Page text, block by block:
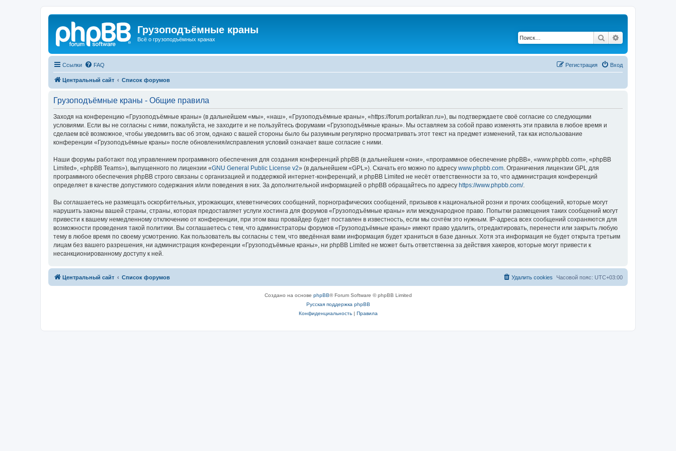
Грузоподъёмные краны
Всё о грузоподъёмных кранах Поиск
Ссылки FAQ Вход
Регистрация
Центральный сайт Список форумов
Грузоподъёмные краны - Общие правила
Заходя на конференцию «Грузоподъёмные краны» (в дальнейшем «мы», «наш», «Грузоподъёмные краны», «https://forum.portalkran.ru»), вы подтверждаете своё согласие со следующими
условиями. Если вы не согласны с ними, пожалуйста, не заходите и не пользуйтесь форумами «Грузоподъёмные краны». Мы оставляем за собой право изменять эти правила в любое время и
сделаем всё возможное, чтобы уведомить вас об этом, однако с вашей стороны было бы разумным регулярно просматривать этот текст на предмет изменений, так как использование
конференции «Грузоподъёмные краны» после обновления/исправления условий означает ваше согласие с ними.
Наши форумы работают под управлением программного обеспечения для создания конференций phpBB (в дальнейшем «они», «программное обеспечение phpBB», «www.phpbb.com», «phpBB
Limited», «phpBB Teams»), выпущенного по лицензии «GNU General Public License v2» (в дальнейшем «GPL»). Скачать его можно по адресу www.phpbb.com . Ограничения лицензии GPL для
программного обеспечения phpBB строго связаны с организацией и поддержкой интернет-конференций, и phpBB Limited не несёт ответственности за то, что администрация конференций
определяет в качестве допустимого содержания и/или поведения в них. За дополнительной информацией о phpBB обращайтесь по адресу https://www.phpbb.com/.
Вы соглашаетесь не размещать оскорбительных, угрожающих, клеветнических сообщений, порнографических сообщений, призывов к национальной розни и прочих сообщений, которые могут
нарушить законы вашей страны, страны, которая предоставляет услуги хостинга для форумов «Грузоподъёмные краны» или международное право. Попытки размещения таких сообщений могут
привести к вашему немедленному отключению от конференции, при этом ваш провайдер будет поставлен в известность, если мы сочтём это нужным. IP-адреса всех сообщений сохраняются для
возможности проведения такой политики. Вы соглашаетесь с тем, что администраторы форумов «Грузоподъёмные краны» имеют право удалить, отредактировать, перенести или закрыть любую
тему в любое время по своему усмотрению. Как пользователь вы согласны с тем, что введённая вами информация будет храниться в базе данных. Хотя эта информация не будет открыта третьим
лицам без вашего разрешения, ни администрация конференции «Грузоподъёмные краны», ни phpBB Limited не может быть ответственна за действия хакеров, которые могут привести к
несанкционированному доступу к ней.
Центральный сайт Список форумов Часовой пояс: UTC+03:00
Удалить cookies
Создано на основе phpBB® Forum Software © phpBB Limited
Русская поддержка phpBB
Конфиденциальность| Правила